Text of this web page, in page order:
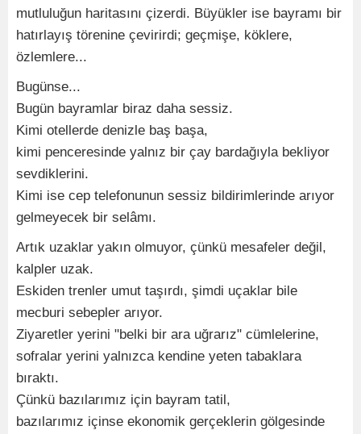
mutluluğun haritasını çizerdi. Büyükler ise bayramı bir
hatırlayış törenine çevirirdi; geçmişe, köklere,
özlemlere...
Bugünse...
Bugün bayramlar biraz daha sessiz.
Kimi otellerde denizle baş başa,
kimi penceresinde yalnız bir çay bardağıyla bekliyor
sevdiklerini.
Kimi ise cep telefonunun sessiz bildirimlerinde arıyor
gelmeyecek bir selâmı.
Artık uzaklar yakın olmuyor, çünkü mesafeler değil,
kalpler uzak.
Eskiden trenler umut taşırdı, şimdi uçaklar bile
mecburi sebepler arıyor.
Ziyaretler yerini "belki bir ara uğrarız" cümlelerine,
sofralar yerini yalnızca kendine yeten tabaklara
bıraktı.
Çünkü bazılarımız için bayram tatil,
bazılarımız içinse ekonomik gerçeklerin gölgesinde